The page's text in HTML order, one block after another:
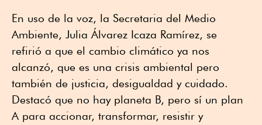
En uso de la voz, la Secretaria del Medio
Ambiente, Julia Álvarez Icaza Ramírez, se
refirió a que el cambio climático ya nos
alcanzó, que es una crisis ambiental pero
también de justicia, desigualdad y cuidado.
Destacó que no hay planeta B, pero sí un plan
A para accionar, transformar, resistir y